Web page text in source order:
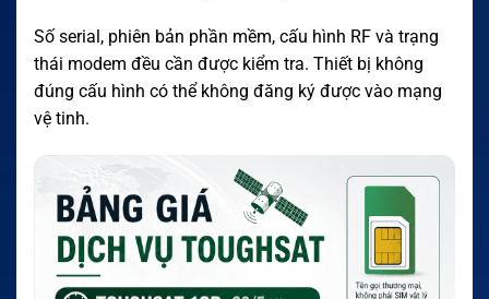
Số serial, phiên bản phần mềm, cấu hình RF và trạng
thái modem đều cần được kiểm tra. Thiết bị không
đúng cấu hình có thể không đăng ký được vào mạng
vệ tinh.